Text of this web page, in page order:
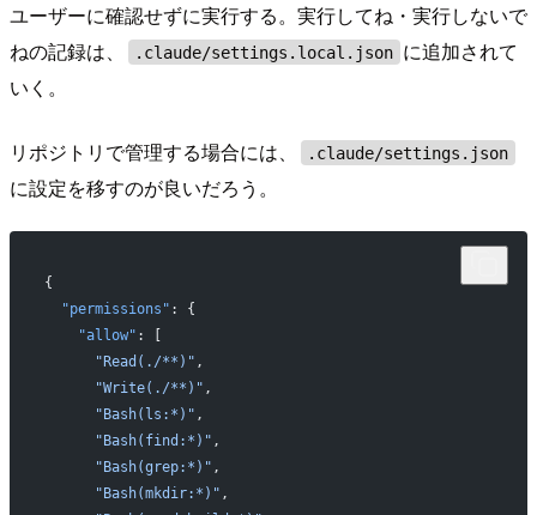
ユーザーに確認せずに実行する。実行してね・実行しないで
ねの記録は、
.claude/settings.local.json に追加されて
いく。
リポジトリで管理する場合には、 .claude/settings.json
に設定を移すのが良いだろう。
{
  "permissions"
: {
    "allow"
: [
      "Read(./**)"
,
      "Write(./**)"
,
      "Bash(ls:*)"
,
      "Bash(find:*)"
,
      "Bash(grep:*)"
,
      "Bash(mkdir:*)"
,